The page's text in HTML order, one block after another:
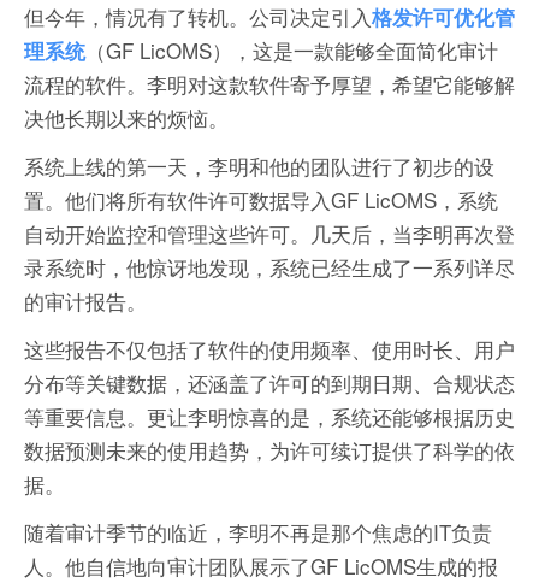
但今年，情况有了转机。公司决定引入格发许可优化管
理系统（GF LicOMS），这是一款能够全面简化审计
流程的软件。李明对这款软件寄予厚望，希望它能够解
决他长期以来的烦恼。
系统上线的第一天，李明和他的团队进行了初步的设
置。他们将所有软件许可数据导入GF LicOMS，系统
自动开始监控和管理这些许可。几天后，当李明再次登
录系统时，他惊讶地发现，系统已经生成了一系列详尽
的审计报告。
这些报告不仅包括了软件的使用频率、使用时长、用户
分布等关键数据，还涵盖了许可的到期日期、合规状态
等重要信息。更让李明惊喜的是，系统还能够根据历史
数据预测未来的使用趋势，为许可续订提供了科学的依
据。
随着审计季节的临近，李明不再是那个焦虑的IT负责
人。他自信地向审计团队展示了GF LicOMS生成的报